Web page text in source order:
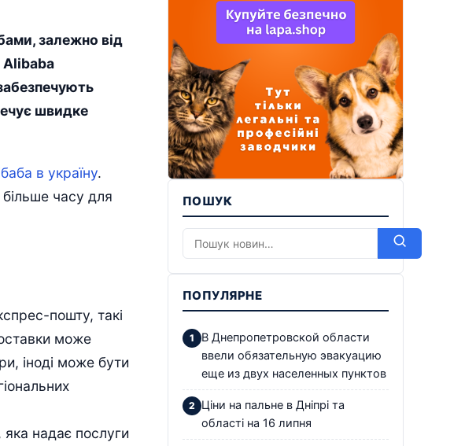
залежно від
Alibaba
швидке
в україну.
часу для
пошту, такі
може
іноді може бути
яка надає послуги
ПОШУК
ПОПУЛЯРНЕ
В Днепропетровской области
ввели обязательную эвакуацию
еще из двух населенных пунктов
Ціни на пальне в Дніпрі та
області на 16 липня